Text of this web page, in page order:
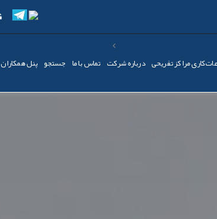
مراکز تفریحی درباره شرکت تماس با ما جستجو پنل همکاران